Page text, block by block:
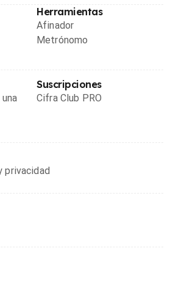
Herramientas
Afinador
Metrónomo
Suscripciones
Cifra Club PRO
privacidad